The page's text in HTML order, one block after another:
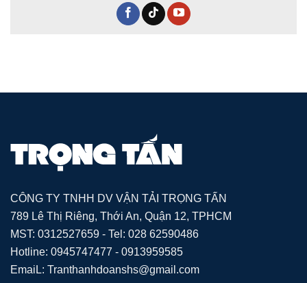
CÔNG TY TNHH DV VẬN TẢI TRỌNG TẤN
789 Lê Thị Riêng, Thới An, Quận 12, TPHCM
MST: 0312527659 - Tel: 028 62590486
Hotline: 0945747477 - 0913959585
EmaiL: Tranthanhdoanshs@gmail.com